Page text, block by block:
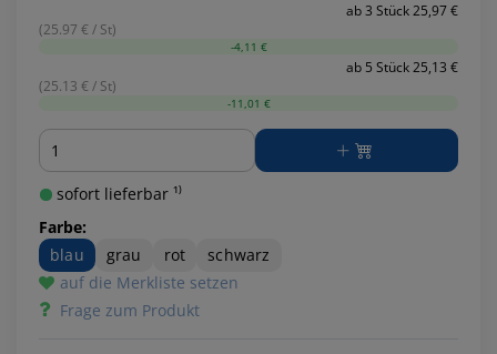
ab 3 Stück 25,97 €
(25.97 € / St)
-4,11 €
ab 5 Stück 25,13 €
(25.13 € / St)
-11,01 €
Menge
sofort lieferbar ¹⁾
Farbe:
blau
grau rot
schwarz
auf die Merkliste setzen
Frage zum Produkt